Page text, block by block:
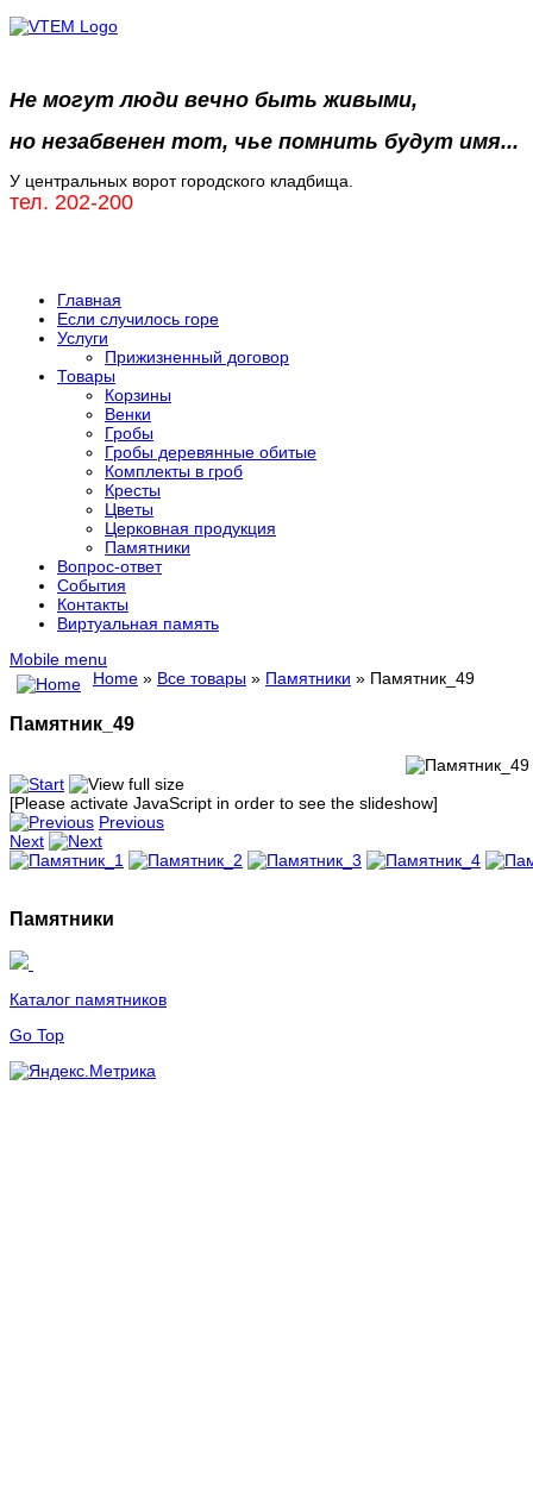
Не могут люди вечно быть живыми,
но незабвенен тот, чье помнить будут имя...
У центральных ворот городского кладбища.
тел. 202-200
Главная
Если случилось горе
Услуги
Прижизненный договор
Товары
Корзины
Венки
Гробы
Гробы деревянные обитые
Комплекты в гроб
Кресты
Цветы
Церковная продукция
Памятники
Вопрос-ответ
События
Контакты
Виртуальная память
Mobile menu
Home » Все товары » Памятники » Памятник_49
Памятник_49
[Please activate JavaScript in order to see the slideshow]
Previous
Next
Памятники
Каталог памятников
Go Top